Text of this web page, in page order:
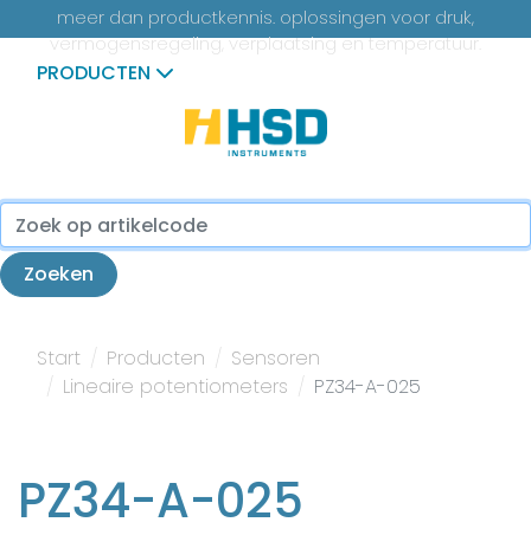
meer dan productkennis. oplossingen voor druk,
vermogensregeling, verplaatsing en temperatuur.
PRODUCTEN
...
Zoeken
Start Producten
Sensoren
Lineaire potentiometers
PZ34-A-025
PZ34-A-025